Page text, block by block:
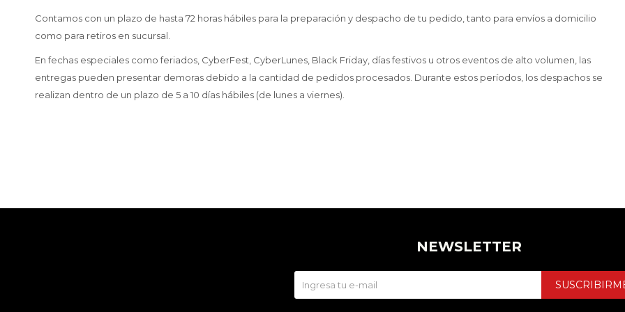
Contamos con un plazo de hasta 72 horas hábiles para la preparación y despacho de tu pedido, tanto para envíos a domicilio
como para retiros en sucursal.
En fechas especiales como feriados, CyberFest, CyberLunes, Black Friday, días festivos u otros eventos de alto volumen, las
entregas pueden presentar demoras debido a la cantidad de pedidos procesados. Durante estos períodos, los despachos se
realizan dentro de un plazo de 5 a 10 días hábiles (de lunes a viernes).
NEWSLETTER